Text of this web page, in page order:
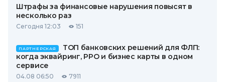
Штрафы за финансовые нарушения повысят в
несколько раз
Сегодня 12:03 151
ПАРТНЕРСКАЯ
ТОП банковских решений для ФЛП:
когда эквайринг, РРО и бизнес карты в одном
сервисе
04.08 06:50 7911